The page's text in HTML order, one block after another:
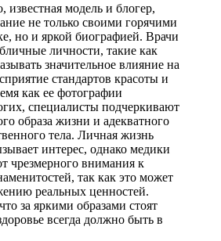
известная модель и блогер,
не только своими горячими
но и яркой биографией. Врачи
личности, такие как
значительное влияние на
стандартов красоты и
как ее фотографии
специалисты подчеркивают
образа жизни и адекватного
тела. Личная жизнь
интерес, однако медики
чрезмерного внимания к
так как это может
реальных ценностей.
за яркими образами стоят
всегда должно быть в